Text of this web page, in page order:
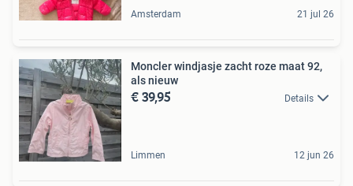
Amsterdam 21 jul 26
Moncler windjasje zacht roze maat 92,
als nieuw
€ 39,95 Details
Limmen 12 jun 26